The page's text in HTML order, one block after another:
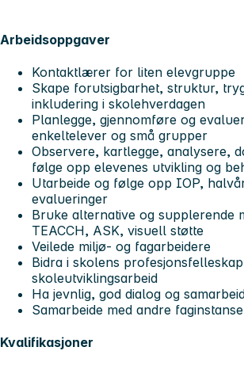
Arbeidsoppgaver
Kontaktlærer for liten elevgruppe
Skape forutsigbarhet, struktur,
inkludering i skolehverdagen
Planlegge, gjennomføre og
enkeltelever og små grupper
Observere, kartlegge, analysere,
følge opp elevenes utvikling og
Utarbeide og følge opp IOP,
evalueringer
Bruke alternative og supplerende
TEACCH, ASK, visuell støtte
Veilede miljø- og fagarbeidere
Bidra i skolens
skoleutviklingsarbeid
Ha jevnlig, god dialog og
Samarbeide med andre
Kvalifikasjoner